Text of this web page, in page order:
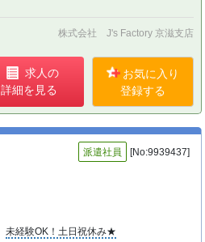
株式会社 J's Factory 京滋支店
求人の
詳細を見る
お気に入り
登録する
派遣社員 [No:9939437]
未経験OK！土日祝休み★